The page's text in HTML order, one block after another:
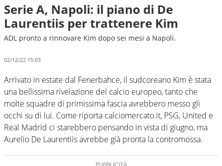
Serie A, Napoli: il piano di De
Laurentiis per trattenere Kim
ADL pronto a rinnovare Kim dopo sei mesi a Napoli.
02/12/22 15:03
Arrivato in estate dal Fenerbahce, il sudcoreano Kim è stata
una bellissima rivelazione del calcio europeo, tanto che
molte squadre di primissima fascia avrebbero messo gli
occhi su di lui. Come riporta calciomercato.it, PSG, United e
Real Madrid ci starebbero pensando in vista di giugno, ma
Aurelio De Laurentiis avrebbe già pronta la contromossa.